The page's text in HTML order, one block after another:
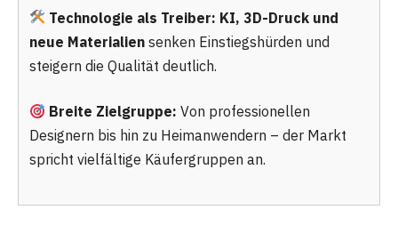
Technologie als Treiber: KI, 3D-Druck und
neue Materialien senken Einstiegshürden und
steigern die Qualität deutlich.
Breite Zielgruppe: Von professionellen
Designern bis hin zu Heimanwendern – der Markt
spricht vielfältige Käufergruppen an.